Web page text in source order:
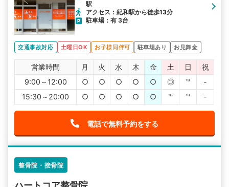
駅
アクセス：紀和駅から徒歩13分
駐車場：有 3台
交通事故対応 土曜日OK お子様同伴可 駐車場あり お見舞金
営業時間 月 火 水 木 金 土 日
祝
9:00～12:00
○ ○ ○ ○ ○ ◎ ℡
-
15:30～20:00
○ ○ ○ ○ ○ ℡ ℡ -
電話で無料予約をする
整骨院・接骨院